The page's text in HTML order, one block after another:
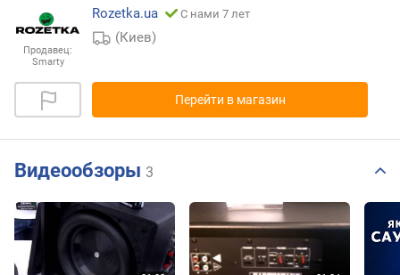
Продавец:
Smarty
Rozetka.ua
С нами 7 лет
(Киев)
Перейти в магазин
Видеообзоры 3